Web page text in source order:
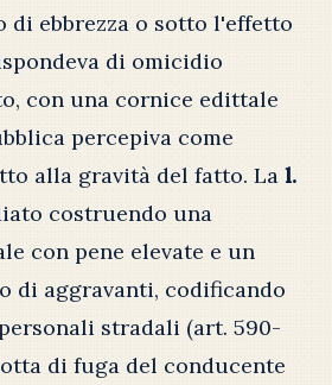
di ebbrezza o sotto l'effetto
di omicidio
con una cornice edittale
percepiva come
alla gravità del fatto. La l.
costruendo una
con pene elevate e un
di aggravanti, codificando
stradali (art. 590-
di fuga del conducente